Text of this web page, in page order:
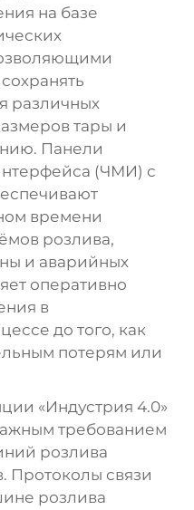
на базе
различных
тары и
Панели
(ЧМИ) с
времени
розлива,
и аварийных
оперативно
в
до того, как
потерям или
«Индустрия 4.0»
требованием
розлива
Протоколы связи
розлива